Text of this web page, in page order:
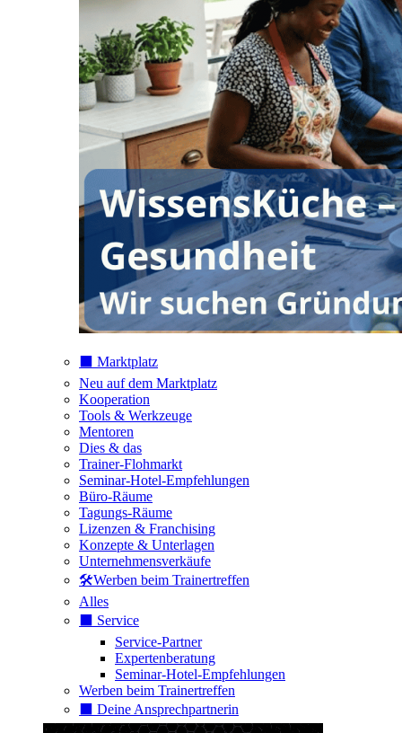
⬛️ Marktplatz
Neu auf dem Marktplatz
Kooperation
Tools & Werkzeuge
Mentoren
Dies & das
Trainer-Flohmarkt
Seminar-Hotel-Empfehlungen
Büro-Räume
Tagungs-Räume
Lizenzen & Franchising
Konzepte & Unterlagen
Unternehmensverkäufe
🛠️Werben beim Trainertreffen
Alles
⬛️ Service
Service-Partner
Expertenberatung
Seminar-Hotel-Empfehlungen
Werben beim Trainertreffen
⬛️ Deine Ansprechpartnerin